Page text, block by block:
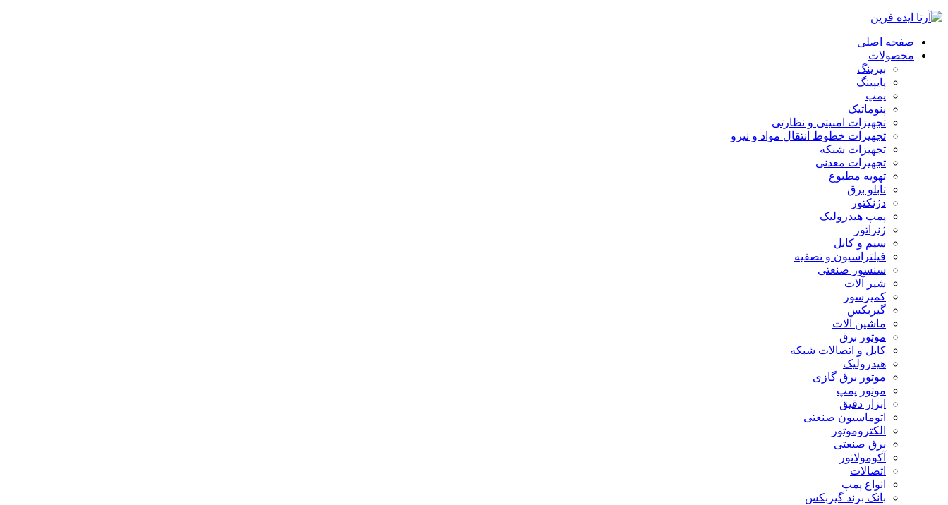
صفحه اصلی
محصولات
بیرینگ
پایپینگ
پمپ
پنوماتیک
تجهیزات امنیتی و نظارتی
تجهیزات خطوط انتقال مواد و نیرو
تجهیزات شبکه
تجهیزات معدنی
تهویه مطبوع
تابلو برق
دژنکتور
پمپ هیدرولیک
ژنراتور
سیم و کابل
فیلتراسیون و تصفیه
سنسور صنعتی
شیر آلات
کمپرسور
گیربکس
ماشین آلات
موتور برق
کابل و اتصالات شبکه
هیدرولیک
موتور برق گازی
موتور پمپ
ابزار دقیق
اتوماسیون صنعتی
الکتروموتور
برق صنعتی
آکومولاتور
اتصالات
انواع پمپ
بانک برند گیربکس